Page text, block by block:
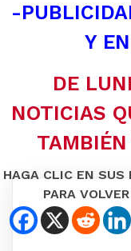
-
Y
DE
NOTICIAS
HAGA CLIC EN SUS
PARA